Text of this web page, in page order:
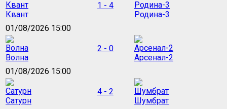
Квант
1 - 4
Родина-3
01/08/2026 15:00
Волна
2 - 0
Арсенал-2
01/08/2026 15:00
Сатурн
4 - 2
Шумбрат